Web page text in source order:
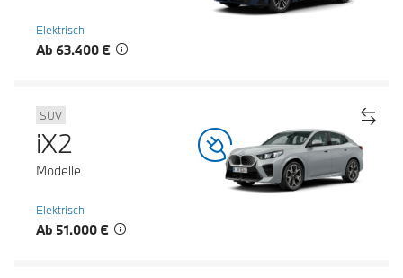
Elektrisch
Ab 63.400 €
SUV
iX2
Modelle
Elektrisch
Ab 51.000 €